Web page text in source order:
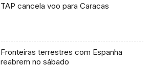
TAP cancela voo para Caracas
Fronteiras terrestres com Espanha
reabrem no sábado